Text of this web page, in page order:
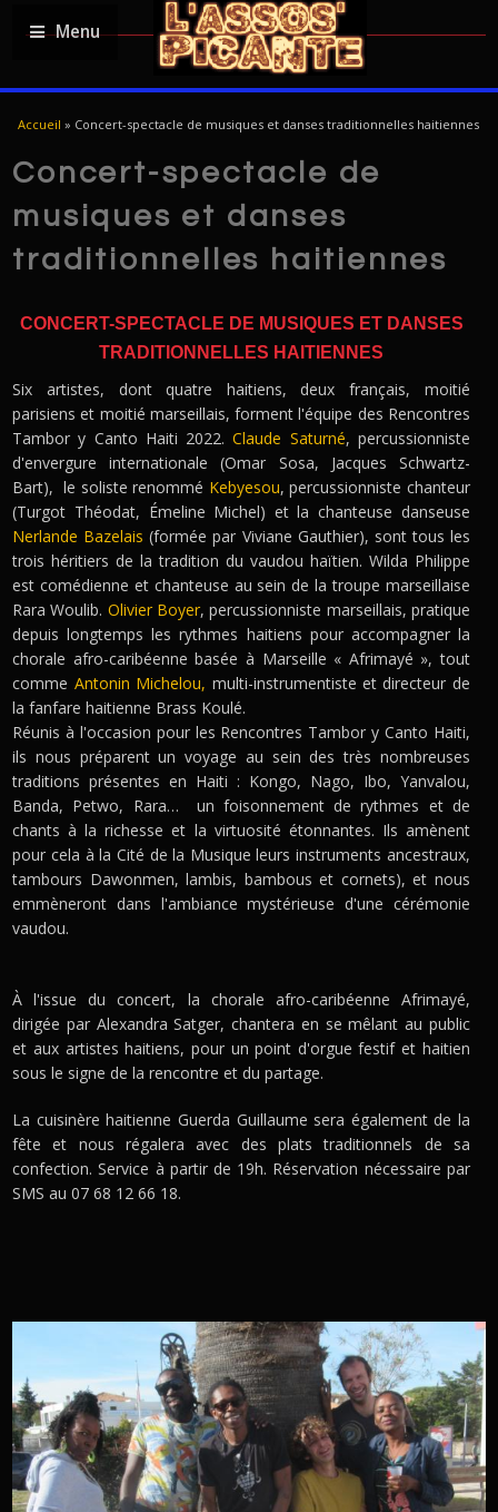
Menu
USTED ESTÁ AQUÍ
Accueil » Concert-spectacle de musiques et danses traditionnelles haitiennes
Concert-spectacle de
musiques et danses
traditionnelles haitiennes
CONCERT-SPECTACLE DE MUSIQUES ET DANSES
TRADITIONNELLES HAITIENNES
Six artistes, dont quatre haitiens, deux français, moitié
parisiens et moitié marseillais, forment l'équipe des Rencontres
Tambor y Canto Haiti 2022.Claude Saturné, percussionniste
d'envergure internationale (Omar Sosa, Jacques Schwartz-
Bart), le soliste renommé Kebyesou, percussionniste chanteur
(Turgot Théodat, Émeline Michel) et la chanteuse danseuse
Nerlande Bazelais (formée par Viviane Gauthier), sont tous les
trois héritiers de la tradition du vaudou haïtien. Wilda Philippe
est comédienne et chanteuse au sein de la troupe marseillaise
Rara Woulib. Olivier Boyer, percussionniste marseillais, pratique
depuis longtemps les rythmes haitiens pour accompagner la
chorale afro-caribéenne basée à Marseille « Afrimayé », tout
comme Antonin Michelou, multi-instrumentiste et directeur de
la fanfare haitienne Brass Koulé.
Réunis à l'occasion pour les Rencontres Tambor y Canto Haiti,
ils nous préparent un voyage au sein des très nombreuses
traditions présentes en Haiti : Kongo, Nago, Ibo, Yanvalou,
Banda, Petwo, Rara… un foisonnement de rythmes et de
chants à la richesse et la virtuosité étonnantes. Ils amènent
pour cela à la Cité de la Musique leurs instruments ancestraux,
tambours Dawonmen, lambis, bambous et cornets), et nous
emmèneront dans l'ambiance mystérieuse d'une cérémonie
vaudou.
À l'issue du concert, la chorale afro-caribéenne Afrimayé,
dirigée par Alexandra Satger, chantera en se mêlant au public
et aux artistes haitiens, pour un point d'orgue festif et haitien
sous le signe de la rencontre et du partage.
La cuisinère haitienne Guerda Guillaume sera également de la
fête et nous régalera avec des plats traditionnels de sa
confection. Service à partir de 19h. Réservation nécessaire par
SMS au 07 68 12 66 18.